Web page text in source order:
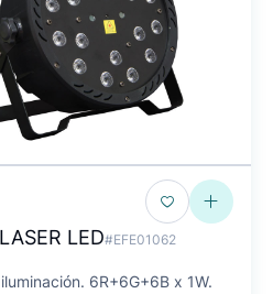
LED#EFE01062
6R+6G+6B x 1W.